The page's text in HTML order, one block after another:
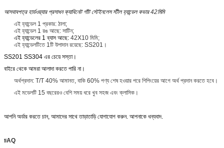
আসবাবপত্র হার্ডওয়্যার প্রসাধন ক্যাবিনেট গাঁট স্টেইনলেস স্টীল হ্যান্ডেল কভার42মিমি
এই হ্যান্ডেল 1 প্রকার: ঠালা;
এই হ্যান্ডেল 1 রঙ আছে: সাটিন;
এই হ্যান্ডেলের 1 ব্যাস আছে: 42X10 মিমি;
এই হ্যান্ডেলটিতে 1টি উপাদান রয়েছে: SS201।
SS201 SS304 এর চেয়ে সস্তা।
বাইরে থেকে আমরা আলাদা করতে পারি না।
অর্থপ্রদান: T/T 40% আমানত, বাকি 60% পণ্য শেষ হওয়ার পরে শিপিংয়ের আগে অর্থ প্রদান করতে হবে।
এই মডেলটি 15 বছরেরও বেশি সময় ধরে খুব সহজ এবং ক্লাসিক।
আপনি অর্ডার করতে চান, আমাদের সাথে তাড়াতাড়ি যোগাযোগ করুন. আপনাকে ধন্যবাদ.
চAQ